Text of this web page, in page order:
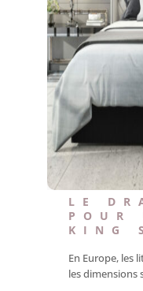
LE
POUR
KING
En Europe, les
les dimensions